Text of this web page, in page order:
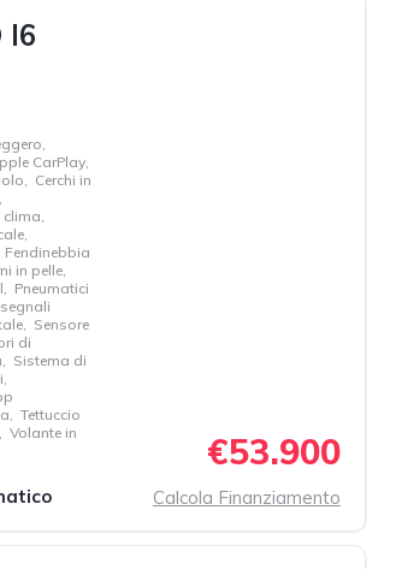
I6
,
CarPlay,
, Cerchi in
,
,
,
Fendinebbia
in pelle,
, Pneumatici
, Sensore
di
, Sistema di
,
, Tettuccio
, Volante in
€53.900
Calcola Finanziamento